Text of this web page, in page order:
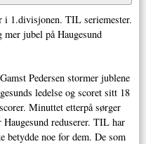
i 1.divisjonen. TIL seriemester.
jubel på Haugesund
Pedersen stormer jublene
ledelse og scoret sitt 18
Minuttet etterpå sørger
reduserer. TIL har
betydde noe for dem. De som